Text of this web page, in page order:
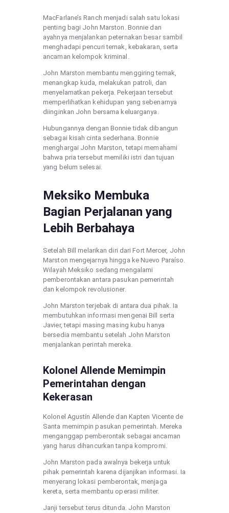
MacFarlane’s Ranch menjadi salah satu lokasi
penting bagi John Marston. Bonnie dan
ayahnya menjalankan peternakan besar sambil
menghadapi pencuri ternak, kebakaran, serta
ancaman kelompok kriminal.
John Marston membantu menggiring ternak,
menangkap kuda, melakukan patroli, dan
menyelamatkan pekerja. Pekerjaan tersebut
memperlihatkan kehidupan yang sebenarnya
diinginkan John bersama keluarganya.
Hubungannya dengan Bonnie tidak dibangun
sebagai kisah cinta sederhana. Bonnie
menghargai John Marston, tetapi memahami
bahwa pria tersebut memiliki istri dan tujuan
yang belum selesai.
Meksiko Membuka
Bagian Perjalanan yang
Lebih Berbahaya
Setelah Bill melarikan diri dari Fort Mercer, John
Marston mengejarnya hingga ke Nuevo Paraíso.
Wilayah Meksiko sedang mengalami
pemberontakan antara pasukan pemerintah
dan kelompok revolusioner.
John Marston terjebak di antara dua pihak. Ia
membutuhkan informasi mengenai Bill serta
Javier, tetapi masing masing kubu hanya
bersedia membantu setelah John Marston
menjalankan perintah mereka.
Kolonel Allende Memimpin
Pemerintahan dengan
Kekerasan
Kolonel Agustín Allende dan Kapten Vicente de
Santa memimpin pasukan pemerintah. Mereka
menganggap pemberontak sebagai ancaman
yang harus dihancurkan tanpa kompromi.
John Marston pada awalnya bekerja untuk
pihak pemerintah karena dijanjikan informasi. Ia
menyerang lokasi pemberontak, menjaga
kereta, serta membantu operasi militer.
Janji tersebut terus ditunda. John Marston